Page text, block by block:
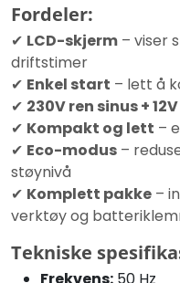
Fordeler:
✔ LCD-skjerm – viser
driftstimer
✔ Enkel start – lett å
✔ 230V ren sinus +
✔ Kompakt og lett –
✔ Eco-modus –
støynivå
✔ Komplett pakke –
verktøy og
Tekniske
Frekvens: 50 Hz